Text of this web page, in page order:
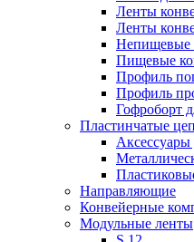
Ленты
Ленты
Непищевые
Пищевые
Профиль
Профиль
Гофроборт
Пластинчатые
Аксессуары
Направляющие
Конвейерные
Модульные ленты